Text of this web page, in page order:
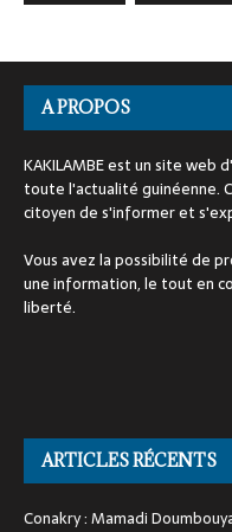
A PROPOS
KAKILAMBE est un site
toute l'actualité guinéenne.
citoyen de s'informer et
Vous avez la possibilité de
une information, le tout en
liberté.
ARTICLES RÉCENTS
Conakry : Mamadi